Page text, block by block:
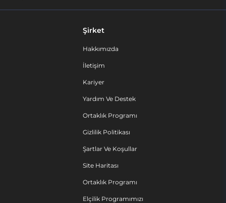
Şirket
Hakkımızda
İletişim
Kariyer
Yardım Ve Destek
Ortaklık Programı
Gizlilik Politikası
Şartlar Ve Koşullar
Site Haritası
Ortaklık Programı
Elçilik Programımızı